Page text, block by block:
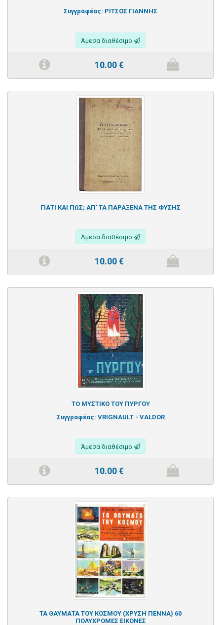
Συγγραφέας: ΡΙΤΣΟΣ ΓΙΑΝΝΗΣ
Άμεσα διαθέσιμο
10.00€
ΓΙΑΤΙ ΚΑΙ ΠΩΣ; ΑΠ' ΤΑ ΠΑΡΑΞΕΝΑ ΤΗΣ ΦΥΣΗΣ
Άμεσα διαθέσιμο
10.00€
ΤΟ ΜΥΣΤΙΚΟ ΤΟΥ ΠΥΡΓΟΥ
Συγγραφέας: VRIGNAULT - VALDOR
Άμεσα διαθέσιμο
10.00€
ΤΑ ΘΑΥΜΑΤΑ ΤΟΥ ΚΟΣΜΟΥ (ΧΡΥΣΗ ΠΕΝΝΑ) 60
ΠΟΛΥΧΡΟΜΕΣ ΕΙΚΟΝΕΣ